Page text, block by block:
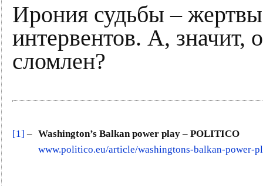
Ирония судьбы –
интервентов. А, значит,
сломлен?
[1] – Washington’s Balkan power play – POLITICO
www.politico.eu/article/washingtons-balkan-power-